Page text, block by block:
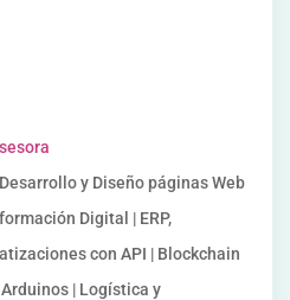
y Diseño páginas Web
Digital | ERP,
con API | Blockchain
| Logística y